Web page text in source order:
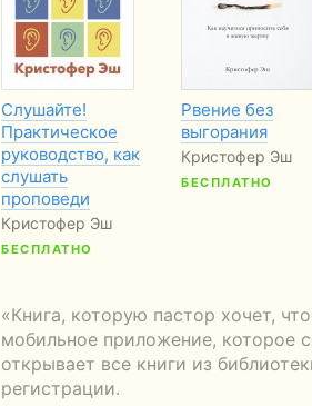
Слушайте!
Практическое
руководство, как
слушать
проповеди
Кристофер Эш
БЕСПЛАТНО
Рвение без
выгорания
Кристофер Эш
БЕСПЛАТНО
«Книга, которую пастор хочет,
мобильное приложение, которое
открывает все книги из
регистрации.